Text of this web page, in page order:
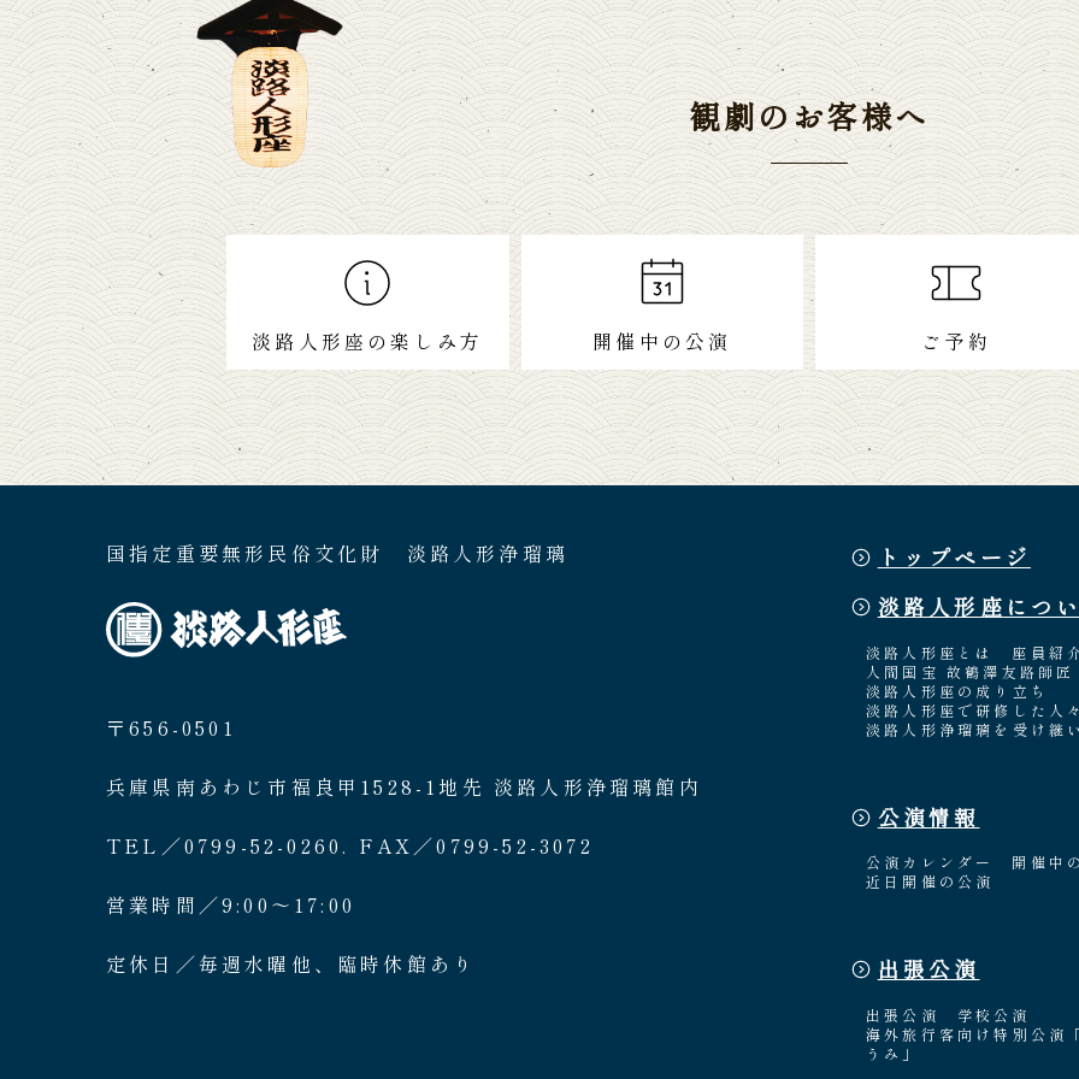
観劇のお客様へ
淡路人形座の楽しみ方 開催中の公演 ご予約
国指定重要無形民俗文化財 淡路人形浄瑠璃
〒656-0501
兵庫県南あわじ市福良甲1528-1地先 淡路人形浄瑠璃館内
TEL／0799-52-0260. FAX／0799-52-3072
営業時間／9:00〜17:00
定休日／毎週水曜他、臨時休館あり
トップページ
淡路人形座につ
淡路人形座とは
座員紹
人間国宝 故鶴澤友路師匠
淡路人形座の成り立ち
淡路人形座で研修した人
淡路人形浄瑠璃を受け継
公演情報
公演カレンダー
開催中
近日開催の公演
出張公演
出張公演
学校公演
海外旅行客向け特別公演
うみ」